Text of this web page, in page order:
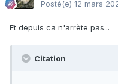
Posté(e) 12 mars
Et depuis ca n'arrète pas...
Citation